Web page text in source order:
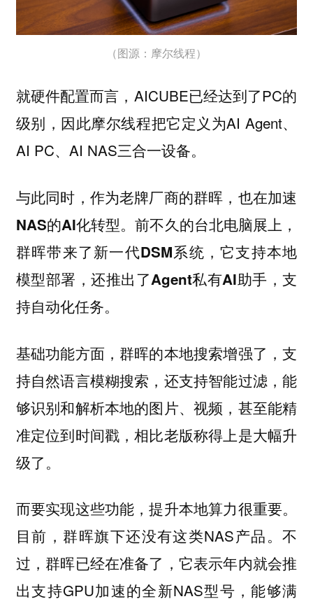
（图源：摩尔线程）
就硬件配置而言，AICUBE已经达到了PC的
级别，因此摩尔线程把它定义为AI Agent、
AI PC、AI NAS三合一设备。
与此同时，作为老牌厂商的群晖，也在加速
NAS的AI化转型。前不久的台北电脑展上，
群晖带来了新一代DSM系统，它支持本地
模型部署，还推出了Agent私有AI助手，支
持自动化任务。
基础功能方面，群晖的本地搜索增强了，支
持自然语言模糊搜索，还支持智能过滤，能
够识别和解析本地的图片、视频，甚至能精
准定位到时间戳，相比老版称得上是大幅升
级了。
而要实现这些功能，提升本地算力很重要。
目前，群晖旗下还没有这类NAS产品。不
过，群晖已经在准备了，它表示年内就会推
出支持GPU加速的全新NAS型号，能够满